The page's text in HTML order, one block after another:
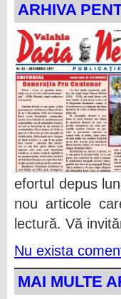
ARHIVA
efortul depus
nou articole
lectură. Vă
Nu exista
MAI MULTE